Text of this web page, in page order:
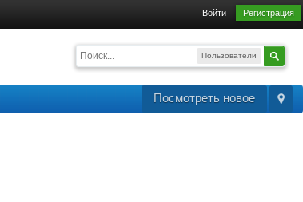
Войти Регистрация
Пользователи
Посмотреть новое